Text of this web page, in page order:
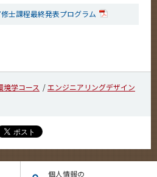
士課程最終発表プログラム
境学コース
エンジニアリングデザイン
個人情報の
サイト構成
系詳細情報
CLOSE